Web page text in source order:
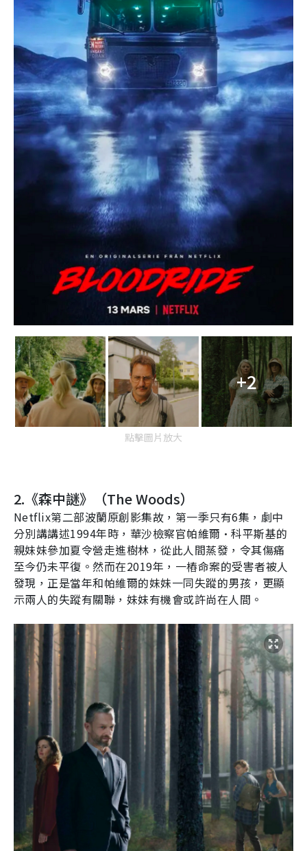
+2
點擊圖片放大
2. 《森中謎》（The Woods）
Netflix第二部波蘭原創影集故，第一季只有6集，劇中
分別講講述1994年時，華沙檢察官帕維爾 ·科平斯基的
親妹妹參加夏令營走進樹林，從此人間蒸發，令其傷痛
至今仍未平復。然而在2019年，一樁命案的受害者被人
發現，正是當年和帕維爾的妹妹一同失蹤的男孩，更顯
示兩人的失蹤有關聯，妹妹有機會或許尚在人間。